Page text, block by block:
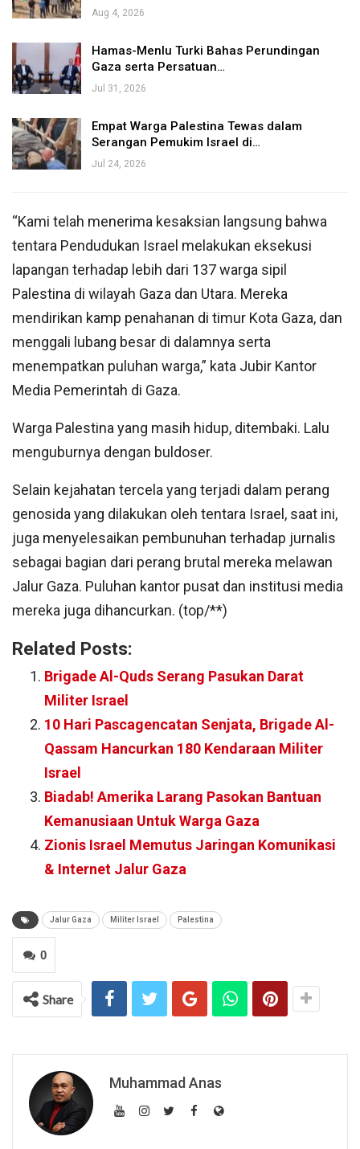
Aug 4, 2026
Hamas-Menlu Turki Bahas Perundingan
Gaza serta Persatuan…
Jul 31, 2026
Empat Warga Palestina Tewas dalam
Serangan Pemukim Israel di…
Jul 24, 2026
“Kami telah menerima kesaksian langsung bahwa
tentara Pendudukan Israel melakukan eksekusi
lapangan terhadap lebih dari 137 warga sipil
Palestina di wilayah Gaza dan Utara. Mereka
mendirikan kamp penahanan di timur Kota Gaza, dan
menggali lubang besar di dalamnya serta
menempatkan puluhan warga,” kata Jubir Kantor
Media Pemerintah di Gaza.
Warga Palestina yang masih hidup, ditembaki. Lalu
menguburnya dengan buldoser.
Selain kejahatan tercela yang terjadi dalam perang
genosida yang dilakukan oleh tentara Israel, saat ini,
juga menyelesaikan pembunuhan terhadap jurnalis
sebagai bagian dari perang brutal mereka melawan
Jalur Gaza. Puluhan kantor pusat dan institusi media
mereka juga dihancurkan. (top/**)
Related Posts:
Brigade Al-Quds Serang Pasukan Darat
Militer Israel
10 Hari Pascagencatan Senjata, Brigade Al-
Qassam Hancurkan 180 Kendaraan Militer
Israel
Biadab! Amerika Larang Pasokan Bantuan
Kemanusiaan Untuk Warga Gaza
Zionis Israel Memutus Jaringan Komunikasi
& Internet Jalur Gaza
Jalur Gaza Militer Israel Palestina
0
Share
Muhammad Anas